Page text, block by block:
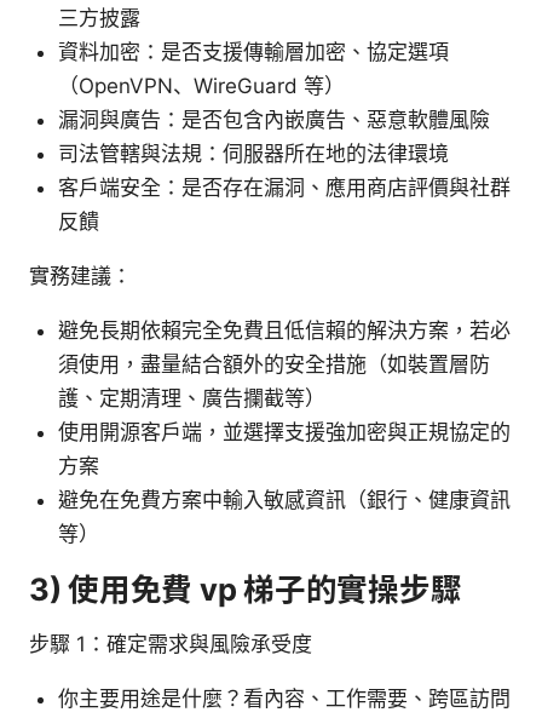
三方披露
資料加密：是否支援傳輸層加密、協定選項
（OpenVPN、WireGuard 等）
漏洞與廣告：是否包含內嵌廣告、惡意軟體風險
司法管轄與法規：伺服器所在地的法律環境
客戶端安全：是否存在漏洞、應用商店評價與社群
反饋
實務建議：
避免長期依賴完全免費且低信賴的解決方案，若必
須使用，盡量結合額外的安全措施（如裝置層防
護、定期清理、廣告攔截等）
使用開源客戶端，並選擇支援強加密與正規協定的
方案
避免在免費方案中輸入敏感資訊（銀行、健康資訊
等）
3) 使用免費 vp 梯子的實操步驟
步驟 1：確定需求與風險承受度
你主要用途是什麼？看內容、工作需要、跨區訪問